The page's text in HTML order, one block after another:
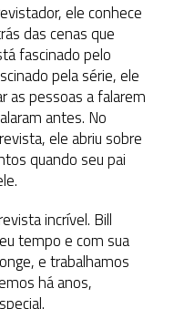
ele conhece
das cenas que
fascinado pelo
pela série, ele
as pessoas a falarem
antes. No
ele abriu sobre
quando seu pai
incrível. Bill
tempo e com sua
e trabalhamos
há anos,